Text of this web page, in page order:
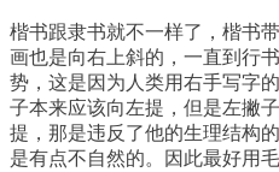
楷书跟隶书就不一样了，楷书
画也是向右上斜的，一直到行
势，这是因为人类用右手写字
子本来应该向左提，但是左撇
提，那是违反了他的生理结构
是有点不自然的。因此最好用